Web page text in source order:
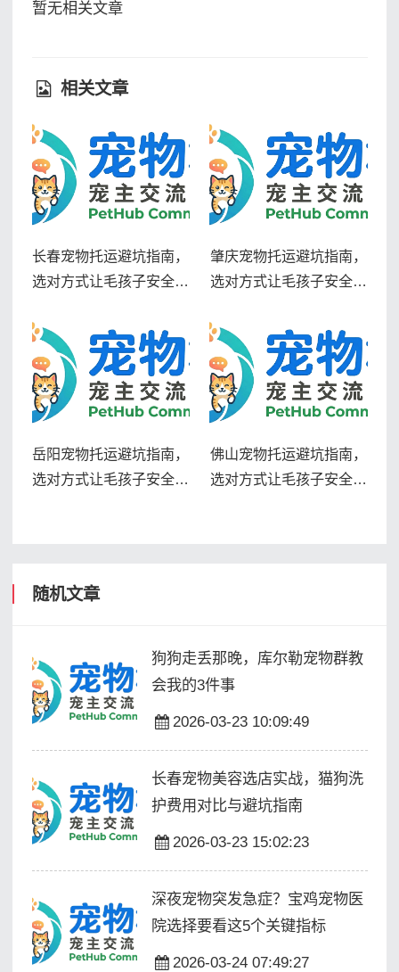
暂无相关文章
相关文章
长春宠物托运避坑指南，
选对方式让毛孩子安全到
肇庆宠物托运避坑指南，
选对方式让毛孩子安全到
岳阳宠物托运避坑指南，
选对方式让毛孩子安全到
佛山宠物托运避坑指南，
选对方式让毛孩子安全到
随机文章
狗狗走丢那晚，库尔勒宠物群教
会我的3件事
2026-03-23 10:09:49
长春宠物美容选店实战，猫狗洗
护费用对比与避坑指南
2026-03-23 15:02:23
深夜宠物突发急症？宝鸡宠物医
院选择要看这5个关键指标
2026-03-24 07:49:27